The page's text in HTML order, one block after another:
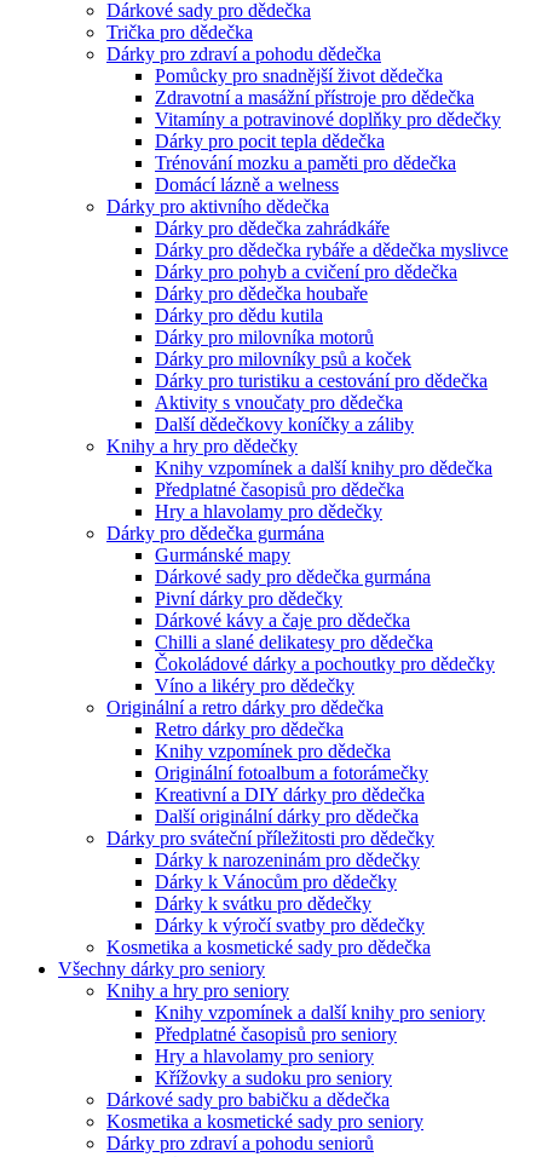
Dárkové sady pro dědečka
Trička pro dědečka
Dárky pro zdraví a pohodu dědečka
Pomůcky pro snadnější život dědečka
Zdravotní a masážní přístroje pro dědečka
Vitamíny a potravinové doplňky pro dědečky
Dárky pro pocit tepla dědečka
Trénování mozku a paměti pro dědečka
Domácí lázně a welness
Dárky pro aktivního dědečka
Dárky pro dědečka zahrádkáře
Dárky pro dědečka rybáře a dědečka myslivce
Dárky pro pohyb a cvičení pro dědečka
Dárky pro dědečka houbaře
Dárky pro dědu kutila
Dárky pro milovníka motorů
Dárky pro milovníky psů a koček
Dárky pro turistiku a cestování pro dědečka
Aktivity s vnoučaty pro dědečka
Další dědečkovy koníčky a záliby
Knihy a hry pro dědečky
Knihy vzpomínek a další knihy pro dědečka
Předplatné časopisů pro dědečka
Hry a hlavolamy pro dědečky
Dárky pro dědečka gurmána
Gurmánské mapy
Dárkové sady pro dědečka gurmána
Pivní dárky pro dědečky
Dárkové kávy a čaje pro dědečka
Chilli a slané delikatesy pro dědečka
Čokoládové dárky a pochoutky pro dědečky
Víno a likéry pro dědečky
Originální a retro dárky pro dědečka
Retro dárky pro dědečka
Knihy vzpomínek pro dědečka
Originální fotoalbum a fotorámečky
Kreativní a DIY dárky pro dědečka
Další originální dárky pro dědečka
Dárky pro sváteční příležitosti pro dědečky
Dárky k narozeninám pro dědečky
Dárky k Vánocům pro dědečky
Dárky k svátku pro dědečky
Dárky k výročí svatby pro dědečky
Kosmetika a kosmetické sady pro dědečka
Všechny dárky pro seniory
Knihy a hry pro seniory
Knihy vzpomínek a další knihy pro seniory
Předplatné časopisů pro seniory
Hry a hlavolamy pro seniory
Křížovky a sudoku pro seniory
Dárkové sady pro babičku a dědečka
Kosmetika a kosmetické sady pro seniory
Dárky pro zdraví a pohodu seniorů